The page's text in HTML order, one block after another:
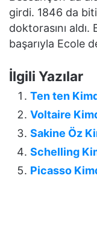
girdi. 1846 da
doktorasını
başarıyla Ecole
İlgili Yazılar
Ten ten
Voltaire
Sakine Öz
Schelling
Picasso